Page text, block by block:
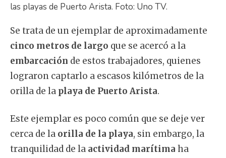
las playas de Puerto Arista. Foto: Uno TV.
Se trata de un ejemplar de aproximadamente
cinco metros de largo que se acercó a la
embarcación de estos trabajadores, quienes
lograron captarlo a escasos kilómetros de la
orilla de la playa de Puerto Arista.
Este ejemplar es poco común que se deje ver
cerca de la orilla de la playa, sin embargo, la
tranquilidad de la actividad marítima ha